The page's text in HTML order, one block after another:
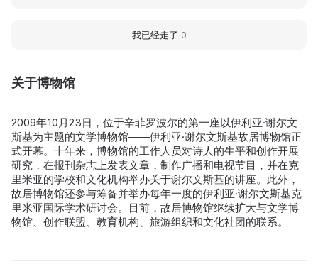
关于博物馆
2009年10月23日，位于辛菲罗波尔的第一座以伊利亚·谢尔文
斯基为主题的文学博物馆——伊利亚·谢尔文斯基故居博物馆正
式开幕。十年来，博物馆的工作人员对诗人的生平和创作开展
研究，在报刊杂志上发表文章，制作广播和电视节目，并在克
里米亚的学校和文化机构举办关于谢尔文斯基的讲座。此外，
故居博物馆还参与筹备并举办每年一度的伊利亚·谢尔文斯基克
里米亚国际学术研讨会。目前，故居博物馆继续扩大与文学博
物馆、创作联盟、教育机构、旅游组织和文化社团的联系。
我已经走了 0